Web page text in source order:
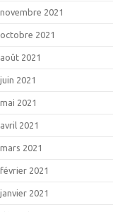
novembre 2021
octobre 2021
août 2021
juin 2021
mai 2021
avril 2021
mars 2021
février 2021
janvier 2021